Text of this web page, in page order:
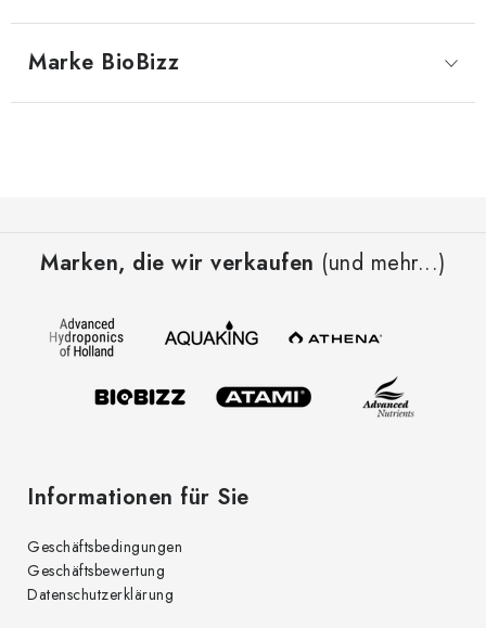
Marke BioBizz
Marken, die wir verkaufen (und mehr...)
Informationen für Sie
Geschäftsbedingungen
Geschäftsbewertung
Datenschutzerklärung